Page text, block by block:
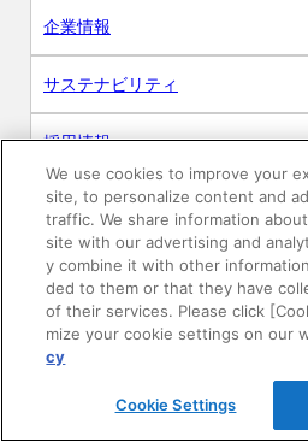
企業情報
サステナビリティ
採用情報
ニュースリリース
Global
製品情報
We use cookies to improve your
site, to personalize content and
traffic. We share information
site with our advertising and
y combine it with other
ded to them or that they have
of their services. Please click
mize your cookie settings on our
cy
Cookie Settings